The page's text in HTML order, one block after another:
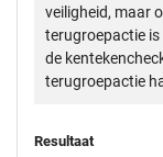
veiligheid, maar
terugroepactie is
de
terugroepactie
Resultaat